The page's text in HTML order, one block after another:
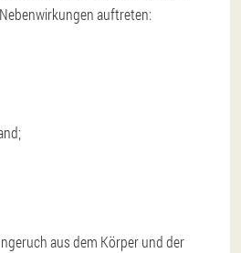
auftreten:
aus dem Körper und der